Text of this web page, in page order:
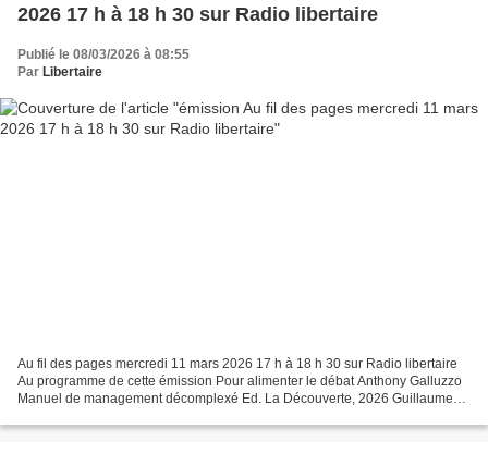
2026 17 h à 18 h 30 sur Radio libertaire
Publié le 08/03/2026 à 08:55
Par Libertaire
Au fil des pages mercredi 11 mars 2026 17 h à 18 h 30 sur Radio libertaire
Au programme de cette émission Pour alimenter le débat Anthony Galluzzo
Manuel de management décomplexé Ed. La Découverte, 2026 Guillaume